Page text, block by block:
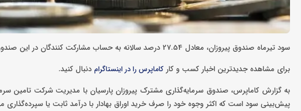
سود تیرماه صندوق پیروزان، معادل 27.54 درصد سالانه به حساب مشارکت کنندگان در این صندوق واریز شد.
برای مشاهده جدیدترین اخبار کسب و کار کاماپرس را در اینستاگرام دنبال کنید.
به گزارش کاماپرس، صندوق سرمایه‌گذاری مشترک پیروزان پارسیان با مدیریت شرکت تامین
پیش‌بینی سود است که اکثر وجوه خود را صرف خرید اوراق بهادار با درآمد ثابت یا سپرده‌گذاری